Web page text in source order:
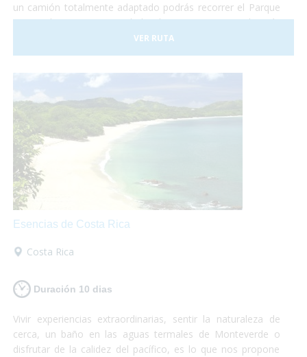
un camión totalmente adaptado podrás recorrer el Parque
Nacional Kruger, sin duda la reserva natural más
importante de África y dónde podrás sentir la cercanía con
la fauna más espectacular del planeta. No te lo puedes
VER RUTA
Esencias de Costa Rica
Costa Rica
Duración 10 dias
Vivir experiencias extraordinarias, sentir la naturaleza de
cerca, un baño en las aguas termales de Monteverde o
disfrutar de la calidez del pacífico, es lo que nos propone